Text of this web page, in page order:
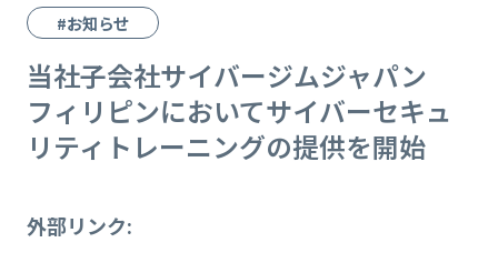
#お知らせ
当社子会社サイバージムジャパン
フィリピンにおいてサイバーセキュ
リティトレーニングの提供を開始
外部リンク: